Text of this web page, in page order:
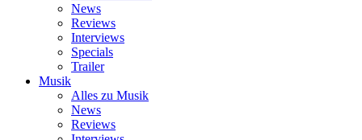
News
Reviews
Interviews
Specials
Trailer
Musik
Alles zu Musik
News
Reviews